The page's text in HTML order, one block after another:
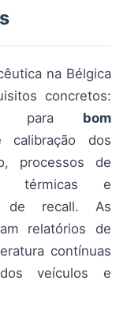
na Bélgica
concretos:
para bom
calibração dos
processos de
térmicas e
de recall. As
relatórios de
contínuas
veículos e